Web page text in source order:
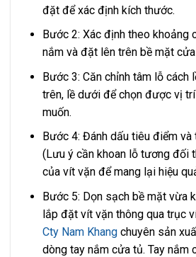
đặt để xác định kích thước.
Bước 2: Xác định theo khoảng
nắm và đặt lên trên bề mặt
Bước 3: Căn chỉnh tâm lỗ cách
trên, lề dưới để chọn được vị
muốn.
Bước 4: Đánh dấu tiêu điểm và
(Lưu ý cần khoan lỗ tương đối
của vít vặn để mang lại hiệu
Bước 5: Dọn sạch bề mặt vừa
lắp đặt vít vặn thông qua trục
Cty Nam Khangchuyên sản
dòng tay nắm cửa tủ. Tay nắm